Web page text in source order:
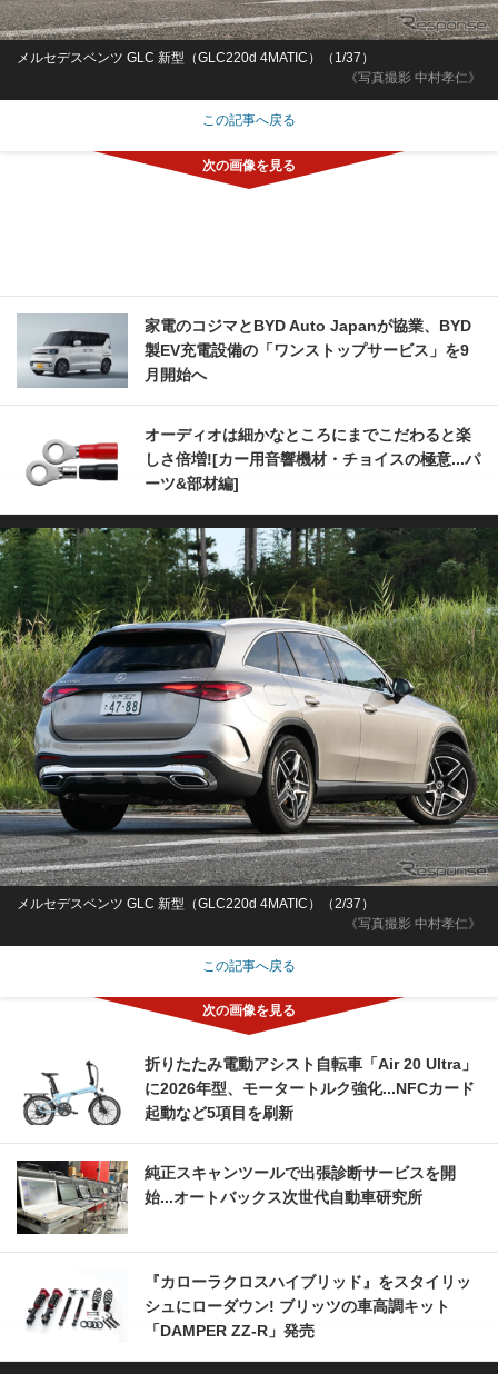
《写真撮影 中村孝仁》
メルセデスベンツ GLC 新型（GLC220d 4MATIC）（1/37）
この記事へ戻る
家電のコジマとBYD Auto Japanが協業、BYD
製EV充電設備の「ワンストップサービス」を9
月開始へ
オーディオは細かなところにまでこだわると楽
しさ倍増![カー用音響機材・チョイスの極意...パ
ーツ&部材編]
《写真撮影 中村孝仁》
メルセデスベンツ GLC 新型（GLC220d 4MATIC）（2/37）
この記事へ戻る
折りたたみ電動アシスト自転車「Air 20 Ultra」
に2026年型、モータートルク強化...NFCカード
起動など5項目を刷新
純正スキャンツールで出張診断サービスを開
始...オートバックス次世代自動車研究所
『カローラクロスハイブリッド』をスタイリッ
シュにローダウン! ブリッツの車高調キット
「DAMPER ZZ-R」発売